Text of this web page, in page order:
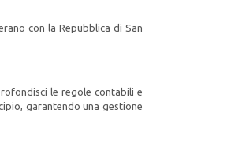
con la Repubblica di San
le regole contabili e
garantendo una gestione